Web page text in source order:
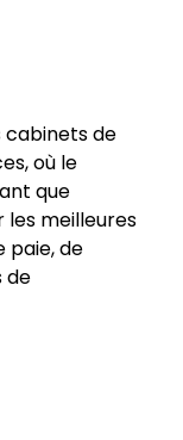
cabinets de
où le
que
les meilleures
paie, de
de